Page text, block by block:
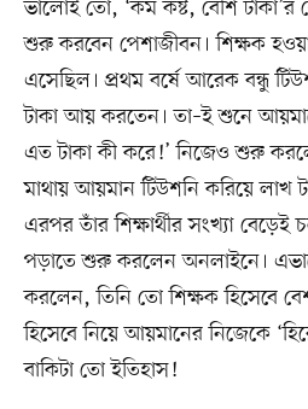
ভালোই তো, ‘কম কষ্ট, বেশি
শুরু করবেন পেশাজীবন। শিক্ষক
এসেছিল। প্রথম বর্ষে আরেক বন্ধু
টাকা আয় করতেন। তা–ই শুনে
এত টাকা কী করে!’ নিজেও শুরু
মাথায় আয়মান টিউশনি করিয়ে
এরপর তাঁর শিক্ষার্থীর সংখ্যা
পড়াতে শুরু করলেন অনলাইনে।
করলেন, তিনি তো শিক্ষক হিসেবে
হিসেবে নিয়ে আয়মানের নিজেকে
বাকিটা তো ইতিহাস!